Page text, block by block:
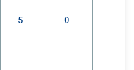
5 0